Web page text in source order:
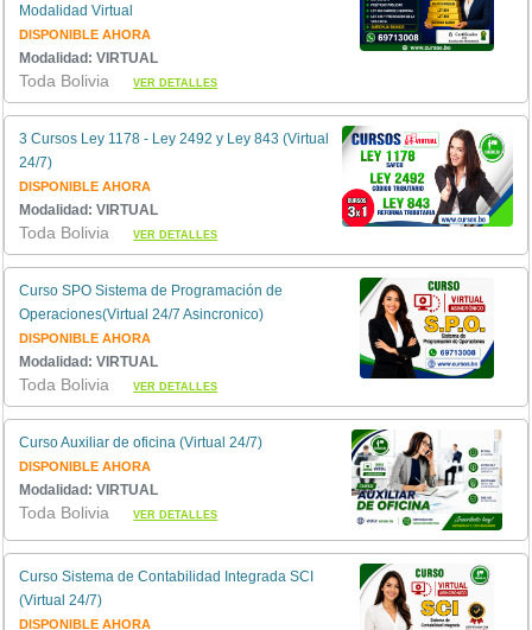
Modalidad Virtual
DISPONIBLE AHORA
Modalidad: VIRTUAL
Toda BoliviaVER DETALLES
3 Cursos Ley 1178 - Ley 2492 y Ley 843 (Virtual
24/7)
DISPONIBLE AHORA
Modalidad: VIRTUAL
Toda BoliviaVER DETALLES
Curso SPO Sistema de Programación de
Operaciones(Virtual 24/7 Asincronico)
DISPONIBLE AHORA
Modalidad: VIRTUAL
Toda BoliviaVER DETALLES
Curso Auxiliar de oficina (Virtual 24/7)
DISPONIBLE AHORA
Modalidad: VIRTUAL
Toda BoliviaVER DETALLES
Curso Sistema de Contabilidad Integrada SCI
(Virtual 24/7)
DISPONIBLE AHORA